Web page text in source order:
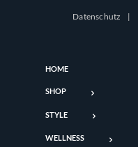
Datenschutz
HOME
SHOP
STYLE
WELLNESS